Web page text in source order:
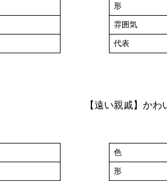
形
雰囲気
代表
【遠い親戚】か
色
形